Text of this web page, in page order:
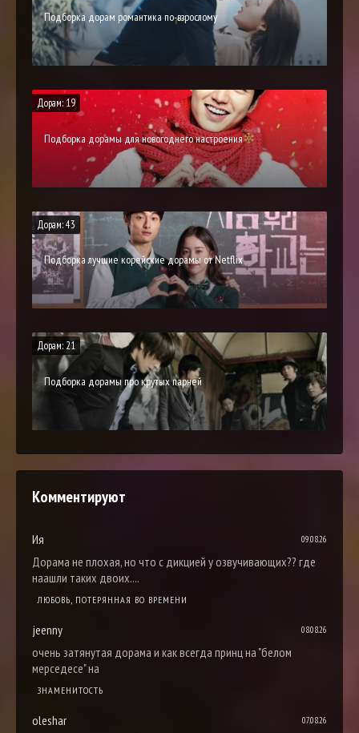
Подборка дорам романтика по-взрослому
Дорам: 19
Подборка дорамы для новогоднего настроения
Дорам: 43
Подборка лучшие корейские дорамы от Netflix
Дорам: 21
Подборка дорамы про крутых парней
Комментируют
Ия 09.08.26
Дорама не плохая, но что с дикцией у озвучивающих?? где
наашли таких двоих....
ЛЮБОВЬ, ПОТЕРЯННАЯ ВО ВРЕМЕНИ
jeenny 08.08.26
очень затянутая дорама и как всегда принц на "белом
мерседесе" на
ЗНАМЕНИТОСТЬ
oleshar 07.08.26